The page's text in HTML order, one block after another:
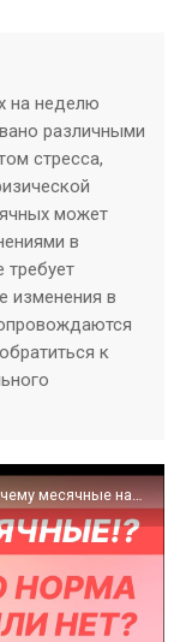
на неделю
различными
стресса,
может
в
требует
изменения в
к